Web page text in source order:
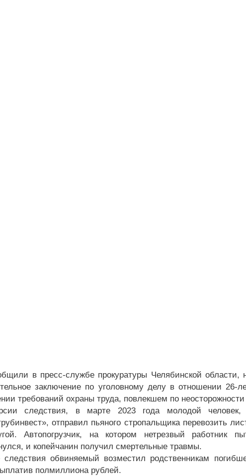
в пресс-службе прокуратуры Челябинской области,
заключение по уголовному делу в отношении 26-
требований охраны труда, повлекшем по неосторожности
следствия, в марте 2023 года молодой
отправил пьяного стропальщика перевозить
Автопогрузчик, на котором нетрезвый работник
и копейчанин получил смертельные травмы.
обвиняемый возместил родственникам
полмиллиона рублей.